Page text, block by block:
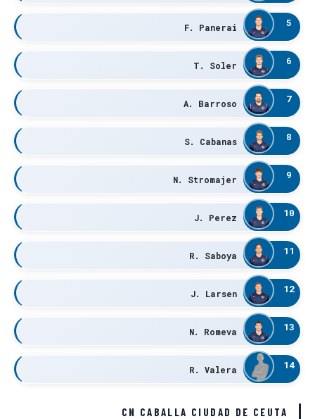
F. Panerai 5
T. Soler 6
A. Barroso 7
S. Cabanas 8
N. Stromajer 9
J. Perez 10
R. Saboya 11
J. Larsen 12
N. Romeva 13
R. Valera 14
CN CABALLA CIUDAD DE CEUTA